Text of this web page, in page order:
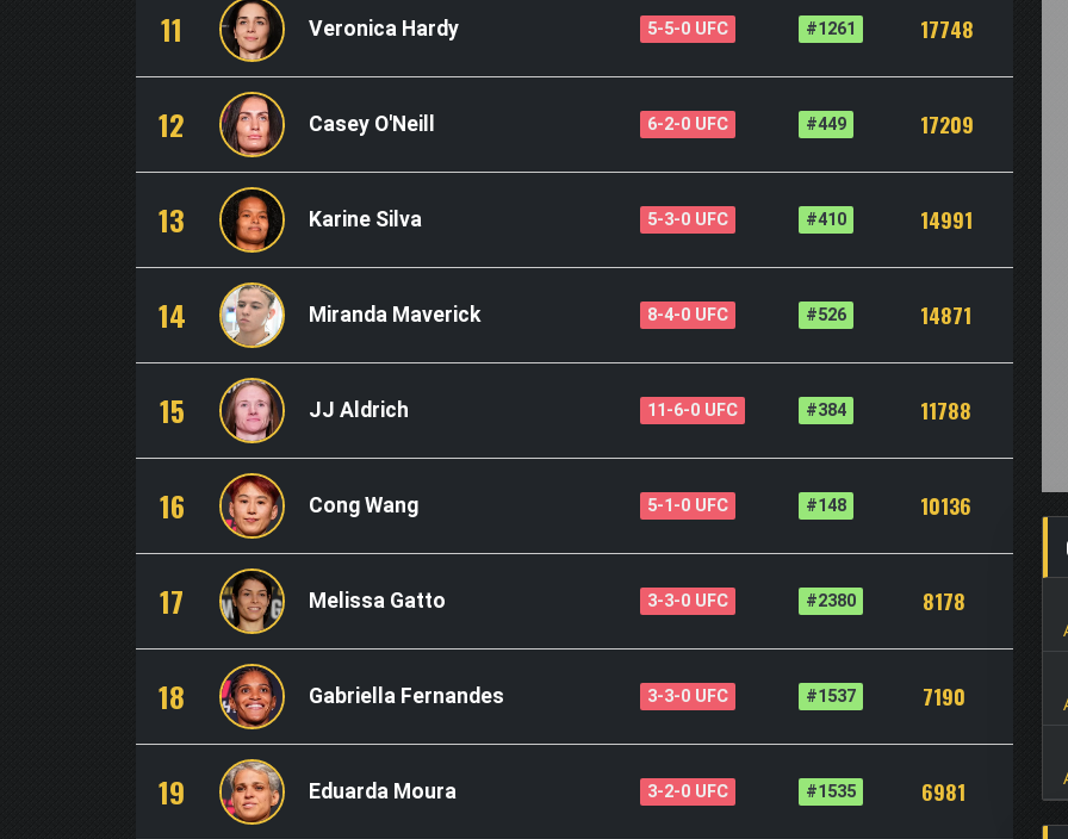
11 Veronica Hardy 5-5-0 UFC #1261 17748
12 Casey O'Neill 6-2-0 UFC #449 17209
13 Karine Silva 5-3-0 UFC #410 14991
14 Miranda Maverick 8-4-0 UFC #526 14871
15 JJ Aldrich 11-6-0 UFC #384 11788
16 Cong Wang 5-1-0 UFC #148 10136
17 Melissa Gatto 3-3-0 UFC #2380 8178
18 Gabriella Fernandes 3-3-0 UFC #1537 7190
19 Eduarda Moura 3-2-0 UFC #1535 6981